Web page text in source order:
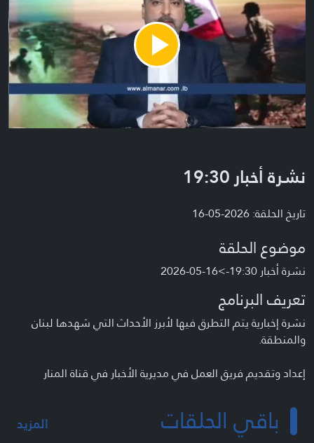
Play
Video
نشرة أخبار 19:30
تاريخ الحلقة: 2026-05-16
موضوع الحلقة
نشرة أخبار 19:30->16-05-2026
تعريف البرنامج
نشرة إخبارية يتم التطرق فيها لأبرز الأحداث التي شهدها لبنان
والمنطقة.
إعداد وتقديم فريق العمل في مديرية الأخبار في قناة المنار
باقي الحلقات المزيد